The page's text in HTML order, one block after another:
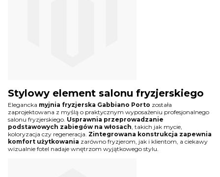
Stylowy element salonu fryzjerskiego
Elegancka myjnia fryzjerska Gabbiano Porto została
zaprojektowana z myślą o praktycznym wyposażeniu profesjonalnego
salonu fryzjerskiego. Usprawnia przeprowadzanie
podstawowych zabiegów na włosach , takich jak mycie,
koloryzacja czy regeneracja. Zintegrowana konstrukcja zapewnia
komfort użytkowania zarówno fryzjerom, jak i klientom, a ciekawy
wizualnie fotel nadaje wnętrzom wyjątkowego stylu.